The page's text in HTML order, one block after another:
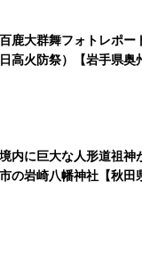
百鹿大群舞フォトレポー
日高火防祭）【岩手県奥
境内に巨大な人形道祖神
市の岩崎八幡神社【秋田